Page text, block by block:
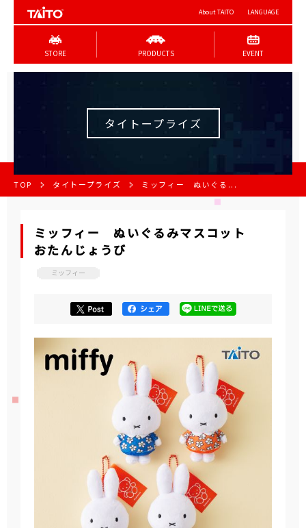
About TAITO LANGUAGE
STORE PRODUCTS EVENT
タイトープライズ
TOP タイトープライズ ミッフィー ぬいぐる...
ミッフィー ぬいぐるみマスコット
おたんじょうび
ミッフィー